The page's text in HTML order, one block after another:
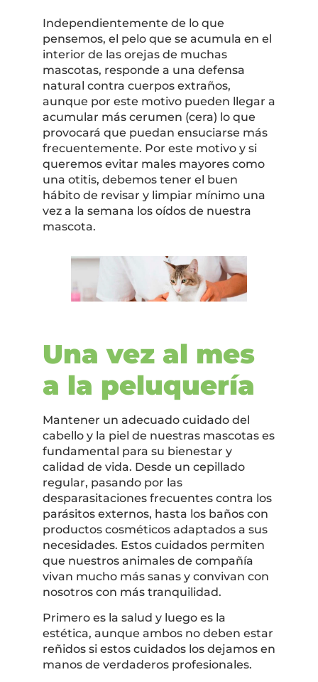
Independientemente de lo que
pensemos, el pelo que se acumula en el
interior de las orejas de muchas
mascotas, responde a una defensa
natural contra cuerpos extraños,
aunque por este motivo pueden llegar a
acumular más cerumen (cera) lo que
provocará que puedan ensuciarse más
frecuentemente. Por este motivo y si
queremos evitar males mayores como
una otitis, debemos tener el buen
hábito de revisar y limpiar mínimo una
vez a la semana los oídos de nuestra
mascota.
Una vez al mes
a la peluquería
Mantener un adecuado cuidado del
cabello y la piel de nuestras mascotas es
fundamental para su bienestar y
calidad de vida. Desde un cepillado
regular, pasando por las
desparasitaciones frecuentes contra los
parásitos externos, hasta los baños con
productos cosméticos adaptados a sus
necesidades. Estos cuidados permiten
que nuestros animales de compañía
vivan mucho más sanas y convivan con
nosotros con más tranquilidad.
Primero es la salud y luego es la
estética, aunque ambos no deben estar
reñidos si estos cuidados los dejamos en
manos de verdaderos profesionales.